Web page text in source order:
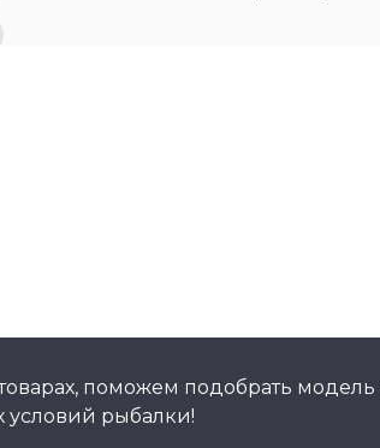
поможем подобрать
условий рыбалки!